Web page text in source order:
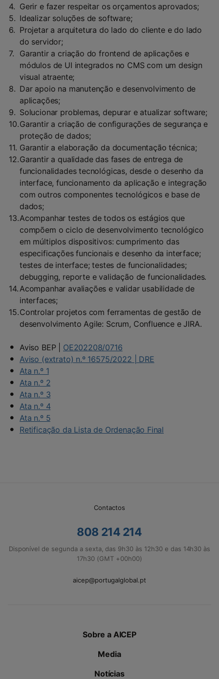
Gerir e fazer respeitar os orçamentos aprovados;
Idealizar soluções de software;
Projetar a arquitetura do lado do cliente e do lado
do servidor;
Garantir a criação do frontend de aplicações e
módulos de UI integrados no CMS com um design
visual atraente;
Dar apoio na manutenção e desenvolvimento de
aplicações;
Solucionar problemas, depurar e atualizar software;
Garantir a criação de configurações de segurança e
proteção de dados;
Garantir a elaboração da documentação técnica;
Garantir a qualidade das fases de entrega de
funcionalidades tecnológicas, desde o desenho da
interface, funcionamento da aplicação e integração
com outros componentes tecnológicos e base de
dados;
Acompanhar testes de todos os estágios que
compõem o ciclo de desenvolvimento tecnológico
em múltiplos dispositivos: cumprimento das
especificações funcionais e desenho da interface;
testes de interface; testes de funcionalidades;
debugging, reporte e validação de funcionalidades.
Acompanhar avaliações e validar usabilidade de
interfaces;
Controlar projetos com ferramentas de gestão de
desenvolvimento Agile: Scrum, Confluence e JIRA.
Aviso BEP | OE202208/0716
Aviso (extrato) n.º 16575/2022 | DRE
Ata n.º 1
Ata n.º 2
Ata n.º 3
Ata n.º 4
Ata n.º 5
Retificação da Lista de Ordenação Final
Contactos
808 214 214
Disponível de segunda a sexta, das 9h30 às 12h30 e das 14h30 às
17h30 (GMT +00h00)
aicep@portugalglobal.pt
Sobre a AICEP
Media
Notícias